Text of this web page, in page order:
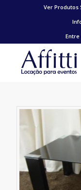
Ver Produtos
Entre